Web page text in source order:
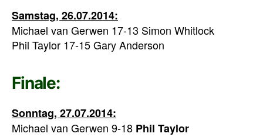
Samstag, 26.07.2014:
Michael van Gerwen 17-13 Simon Whitlock
Phil Taylor 17-15 Gary Anderson
Finale:
Sonntag, 27.07.2014:
Michael van Gerwen 9-18 Phil Taylor